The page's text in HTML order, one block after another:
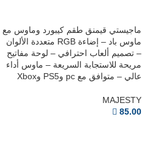
ماجيستي قيمنق طقم كيبورد وماوس مع
ماوس باد – إضاءة RGB متعددة الألوان
– تصميم ألعاب احترافي – لوحة مفاتيح
مريحة للاستجابة السريعة – ماوس أداء
عالي – متوافق مع pc وPS5 وXbox
MAJESTY
85.00